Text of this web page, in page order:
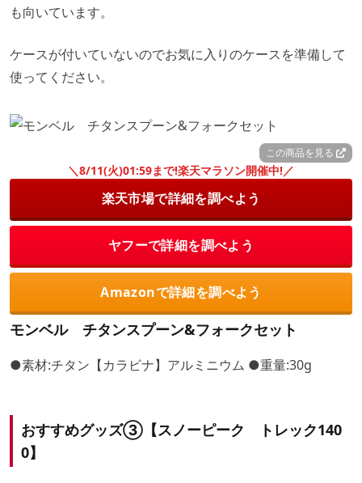
も向いています。
ケースが付いていないのでお気に入りのケースを準備して
使ってください。
この商品を見る
＼8/11(火)01:59まで!楽天マラソン開催中!／
楽天市場で詳細を調べよう
ヤフーで詳細を調べよう
Amazonで詳細を調べよう
モンベル チタンスプーン&フォークセット
●素材:チタン【カラビナ】アルミニウム ●重量:30g
おすすめグッズ③【スノーピーク トレック140
0】